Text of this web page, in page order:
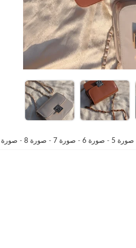
صورة 5 - صورة 6 - صورة 7 - صورة 8 - صورة 9